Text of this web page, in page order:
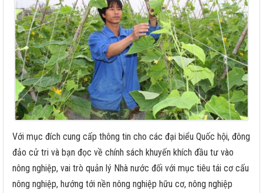
Với mục đích cung cấp thông tin cho các đại biểu Quốc hội, đông
đảo cử tri và bạn đọc về chính sách khuyến khích đầu tư vào
nông nghiệp, vai trò quản lý Nhà nước đối với mục tiêu tái cơ cấu
nông nghiệp, hướng tới nền nông nghiệp hữu cơ, nông nghiệp